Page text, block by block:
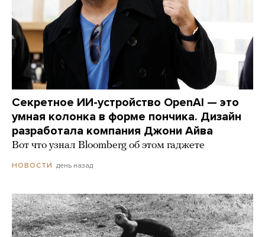
Секретное ИИ-устройство OpenAI — это
умная колонка в форме пончика. Дизайн
разработала компания Джони Айва
Вот что узнал Bloomberg об этом гаджете
НОВОСТИ день назад